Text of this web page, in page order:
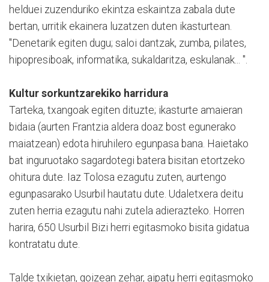
helduei zuzenduriko ekintza eskaintza zabala dute
bertan, urritik ekainera luzatzen duten ikasturtean.
"Denetarik egiten dugu; saloi dantzak, zumba, pilates,
hipopresiboak, informatika, sukaldaritza, eskulanak... ".
Kultur sorkuntzarekiko harridura
Tarteka, txangoak egiten dituzte; ikasturte amaieran
bidaia (aurten Frantzia aldera doaz bost egunerako
maiatzean) edota hiruhilero egunpasa bana. Haietako
bat inguruotako sagardotegi batera bisitan etortzeko
ohitura dute. Iaz Tolosa ezagutu zuten, aurtengo
egunpasarako Usurbil hautatu dute. Udaletxera deitu
zuten herria ezagutu nahi zutela adierazteko. Horren
harira, 650 Usurbil Bizi herri egitasmoko bisita gidatua
kontratatu dute.
Talde txikietan, goizean zehar, aipatu herri egitasmoko